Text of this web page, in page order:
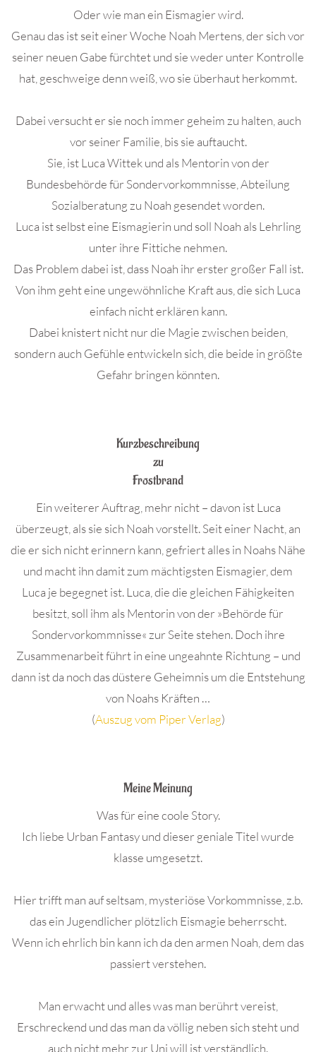
Oder wie man ein Eismagier wird.
Genau das ist seit einer Woche Noah Mertens, der sich vor
seiner neuen Gabe fürchtet und sie weder unter Kontrolle
hat, geschweige denn weiß, wo sie überhaut herkommt.
Dabei versucht er sie noch immer geheim zu halten, auch
vor seiner Familie, bis sie auftaucht.
Sie, ist Luca Wittek und als Mentorin von der
Bundesbehörde für Sondervorkommnisse, Abteilung
Sozialberatung zu Noah gesendet worden.
Luca ist selbst eine Eismagierin und soll Noah als Lehrling
unter ihre Fittiche nehmen.
Das Problem dabei ist, dass Noah ihr erster großer Fall ist.
Von ihm geht eine ungewöhnliche Kraft aus, die sich Luca
einfach nicht erklären kann.
Dabei knistert nicht nur die Magie zwischen beiden,
sondern auch Gefühle entwickeln sich, die beide in größte
Gefahr bringen könnten.
Kurzbeschreibung
zu
Frostbrand
Ein weiterer Auftrag, mehr nicht – davon ist Luca
überzeugt, als sie sich Noah vorstellt. Seit einer Nacht, an
die er sich nicht erinnern kann, gefriert alles in Noahs Nähe
und macht ihn damit zum mächtigsten Eismagier, dem
Luca je begegnet ist. Luca, die die gleichen Fähigkeiten
besitzt, soll ihm als Mentorin von der »Behörde für
Sondervorkommnisse« zur Seite stehen. Doch ihre
Zusammenarbeit führt in eine ungeahnte Richtung – und
dann ist da noch das düstere Geheimnis um die Entstehung
von Noahs Kräften …
(Auszug vom Piper Verlag)
Meine Meinung
Was für eine coole Story.
Ich liebe Urban Fantasy und dieser geniale Titel wurde
klasse umgesetzt.
Hier trifft man auf seltsam, mysteriöse Vorkommnisse, z.b.
das ein Jugendlicher plötzlich Eismagie beherrscht.
Wenn ich ehrlich bin kann ich da den armen Noah, dem das
passiert verstehen.
Man erwacht und alles was man berührt vereist,
Erschreckend und das man da völlig neben sich steht und
auch nicht mehr zur Uni will ist verständlich.